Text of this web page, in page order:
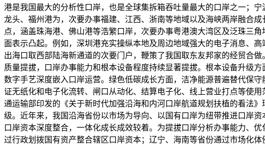
港是我国最大的分析性口岸，也是全球集拆箱吞吐量最大的口岸之一；
龙头、福州港为，次要办事福建、江西、浙南等地域以及海峡两岸融合
点，涵盖珠海港、佛山港等浩繁口岸，次要办事粤港澳大湾区及泛珠三
面表示凸起。例如，深圳港充实操纵本地及周边地域强大的电子消息、
出海口取西部陆海新通道的次要门户，鞭策了我国取东友邦家的经贸合
质量提拔，口岸办事能力和根本设备程度持续显著提拔。根本设备升级
数字手艺深度嵌入口岸运营。绿色低碳成长方面，洁净能源普遍替代保
证无纸化和电子化流转、闸口从动化、结算电子化、线上营业打点等使
通运输部印发的《关于新时代加强沿海和内河口岸航道规划扶植的看法
级。近年来，我国沿海省份以市场为导向、以国有口岸为纽带推进口岸
口岸资本深度整合，一体化成长成效较着。为提拔口岸分析办事能力、
过行政划拨国有资产整合辖区口岸资本；辽宁、海南等省份通过市场化